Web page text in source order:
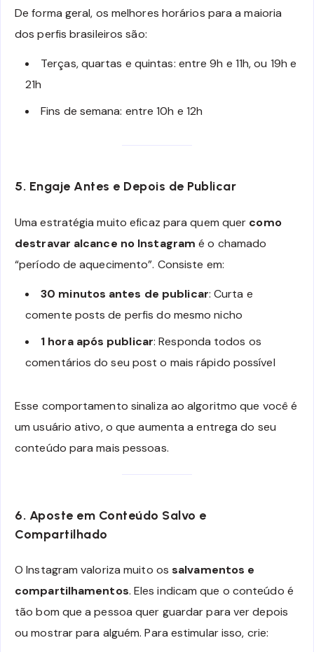
De forma geral, os melhores horários para a maioria
dos perfis brasileiros são:
Terças, quartas e quintas: entre 9h e 11h, ou 19h e
21h
Fins de semana: entre 10h e 12h
5. Engaje Antes e Depois de Publicar
Uma estratégia muito eficaz para quem quer como
destravar alcance no Instagram é o chamado
“período de aquecimento”. Consiste em:
30 minutos antes de publicar: Curta e
comente posts de perfis do mesmo nicho
1 hora após publicar: Responda todos os
comentários do seu post o mais rápido possível
Esse comportamento sinaliza ao algoritmo que você é
um usuário ativo, o que aumenta a entrega do seu
conteúdo para mais pessoas.
6. Aposte em Conteúdo Salvo e
Compartilhado
O Instagram valoriza muito os salvamentos e
compartilhamentos. Eles indicam que o conteúdo é
tão bom que a pessoa quer guardar para ver depois
ou mostrar para alguém. Para estimular isso, crie: